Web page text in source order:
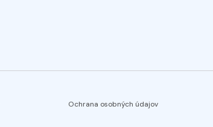
Ochrana osobných údajov